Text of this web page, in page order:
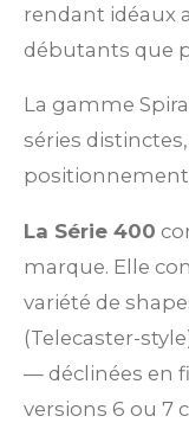
rendant idéaux
débutants que
La gamme
séries
positionnement
La Série 400
marque. Elle
variété de
(Telecaster-
— déclinées en
versions 6 ou 7